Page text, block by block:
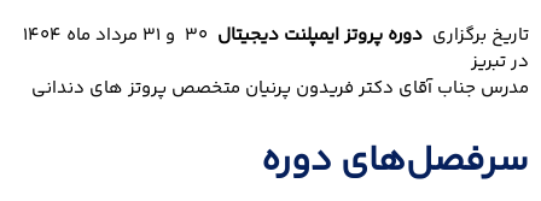
تاریخ برگزاری دوره پروتز ایمپلنت دیجیتال
30 و 31 مرداد ماه 1404
در تبریز
مدرس جناب آقای دکتر فریدون پرنیان متخصص پروتز های دندانی
سرفصل‌های دوره